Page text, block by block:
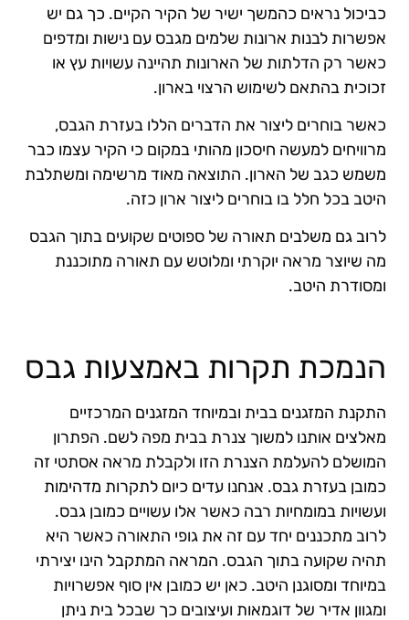
כביכול נראים כהמשך ישיר של הקיר הקיים. כך גם יש
אפשרות לבנות ארונות שלמים מגבס עם נישות ומדפים
כאשר רק הדלתות של הארונות תהיינה עשויות עץ או
זכוכית בהתאם לשימוש הרצוי בארון.
כאשר בוחרים ליצור את הדברים הללו בעזרת הגבס,
מרוויחים למעשה חיסכון מהותי במקום כי הקיר עצמו כבר
משמש כגב של הארון. התוצאה מאוד מרשימה ומשתלבת
היטב בכל חלל בו בוחרים ליצור ארון כזה.
לרוב גם משלבים תאורה של ספוטים שקועים בתוך הגבס
מה שיוצר מראה יוקרתי ומלוטש עם תאורה מתוכננת
ומסודרת היטב.
הנמכת תקרות באמצעות גבס
התקנת המזגנים בבית ובמיוחד המזגנים המרכזיים
מאלצים אותנו למשוך צנרת בבית מפה לשם. הפתרון
המושלם להעלמת הצנרת הזו ולקבלת מראה אסתטי זה
כמובן בעזרת גבס. אנחנו עדים כיום לתקרות מדהימות
ועשויות במומחיות רבה כאשר אלו עשויים כמובן גבס.
לרוב מתכננים יחד עם זה את גופי התאורה כאשר היא
תהיה שקועה בתוך הגבס. המראה המתקבל הינו יצירתי
במיוחד ומסוגנן היטב. כאן יש כמובן אין סוף אפשרויות
ומגוון אדיר של דוגמאות ועיצובים כך שבכל בית ניתן